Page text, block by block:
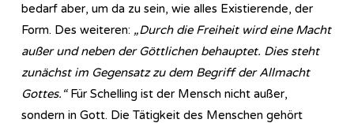
bedarf aber, um da zu sein, wie alles Existierende, der
Form. Des weiteren: „Durch die Freiheit wird eine Macht
außer und neben der Göttlichen behauptet. Dies steht
zunächst im Gegensatz zu dem Begriff der Allmacht
Gottes.“Für Schelling ist der Mensch nicht außer,
sondern in Gott. Die Tätigkeit des Menschen gehört